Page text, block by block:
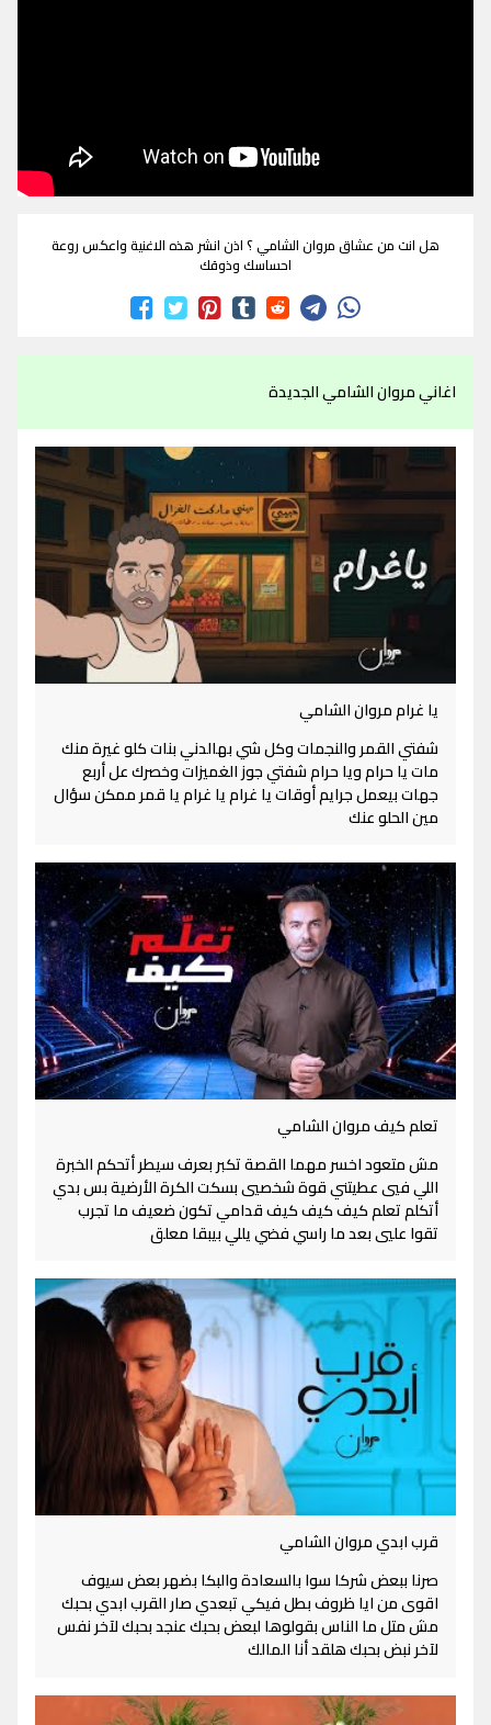
هل انت من عشاق مروان الشامي ؟ اذن انشر هذه الاغنية واعكس روعة
احساسك وذوقك
اغاني مروان الشامي الجديدة
يا غرام مروان الشامي
شفتي القمر والنجمات وكل شي بهالدني بنات كلو غيرة منك
مات يا حرام ويا حرام شفتي جوز الغميزات وخصرك عل أربع
جهات بيعمل جرايم أوقات يا غرام يا غرام يا قمر ممكن سؤال
مين الحلو عنك
تعلم كيف مروان الشامي
مش متعود اخسر مهما القصة تكبر بعرف سيطر أتحكم الخبرة
اللي فيي عطيتني قوة شخصيي بسكت الكرة الأرضية بس بدي
أتكلم تعلم كيف كيف كيف قدامي تكون ضعيف ما تجرب
تقوا عليي بعد ما راسي فضي يللي بيبقا معلق
قرب ابدي مروان الشامي
صرنا ببعض شركا سوا بالسعادة والبكا بضهر بعض سيوف
اقوى من ايا ظروف بطل فيكي تبعدي صار القرب ابدي بحبك
مش متل ما الناس بقولوها لبعض بحبك عنجد بحبك لآخر نفس
لآخر نبض بحبك هلقد أنا المالك